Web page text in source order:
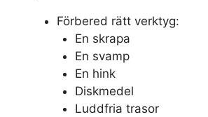
Förbered rätt verktyg:
En skrapa
En svamp
En hink
Diskmedel
Luddfria trasor